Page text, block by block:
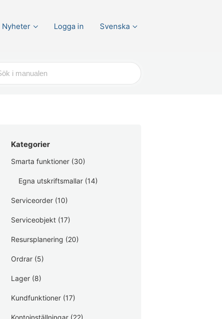
Nyheter Logga in Svenska
Kategorier
Smarta funktioner (30)
Egna utskriftsmallar (14)
Serviceorder (10)
Serviceobjekt (17)
Resursplanering (20)
Ordrar (5)
Lager (8)
Kundfunktioner (17)